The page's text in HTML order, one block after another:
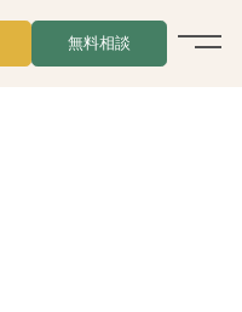
無料相談